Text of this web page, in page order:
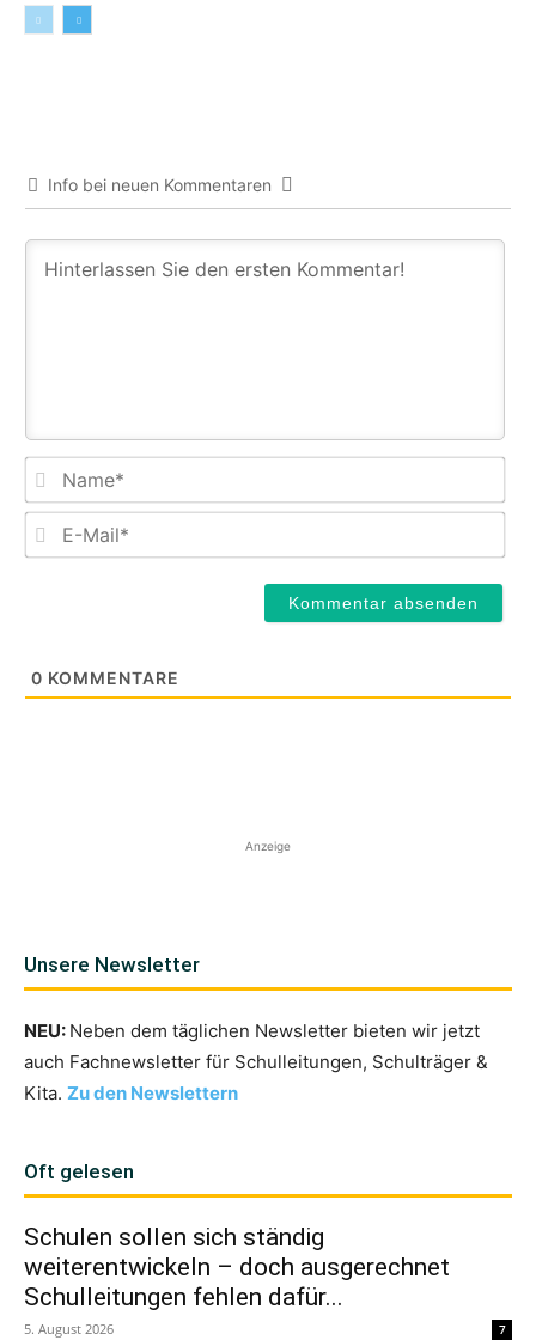
Info bei neuen Kommentaren
E-
0 KOMMENTARE
Anzeige
Unsere Newsletter
NEU: Neben dem täglichen Newsletter bieten wir jetzt
auch Fachnewsletter für Schulleitungen, Schulträger &
Kita. Zu den Newslettern
Oft gelesen
Schulen sollen sich ständig
weiterentwickeln – doch ausgerechnet
Schulleitungen fehlen dafür...
5. August 2026 7